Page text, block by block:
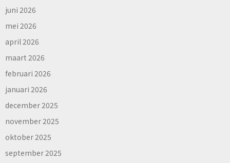
juni 2026
mei 2026
april 2026
maart 2026
februari 2026
januari 2026
december 2025
november 2025
oktober 2025
september 2025